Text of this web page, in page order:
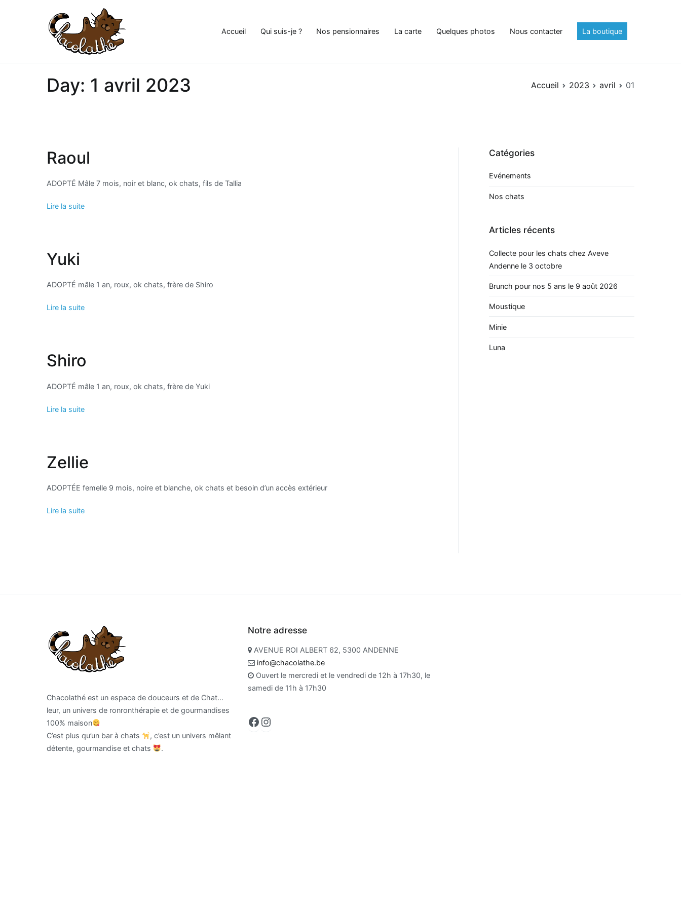
Accueil Qui suis-je ? Nos pensionnaires La carte Quelques photos Nous contacter La boutique
Day: 1 avril 2023 Accueil 2023 avril 01
Raoul
ADOPTÉ Mâle 7 mois, noir et blanc, ok chats, fils de Tallia
Lire la suite
Yuki
ADOPTÉ mâle 1 an, roux, ok chats, frère de Shiro
Lire la suite
Shiro
ADOPTÉ mâle 1 an, roux, ok chats, frère de Yuki
Lire la suite
Zellie
ADOPTÉE femelle 9 mois, noire et blanche, ok chats et besoin d’un accès extérieur
Lire la suite
Catégories
Evénements
Nos chats
Articles récents
Collecte pour les chats chez Aveve
Andenne le 3 octobre
Brunch pour nos 5 ans le 9 août 2026
Moustique
Minie
Luna
Chacolathé est un espace de douceurs et de Chat…
leur, un univers de ronronthérapie et de gourmandises
100% maison
C’est plus qu’un bar à chats
, c’est un univers mêlant
détente, gourmandise et chats
.
Notre adresse
AVENUE ROI ALBERT 62, 5300 ANDENNE
info@chacolathe.be
Ouvert le mercredi et le vendredi de 12h à 17h30, le
samedi de 11h à 17h30
Facebook